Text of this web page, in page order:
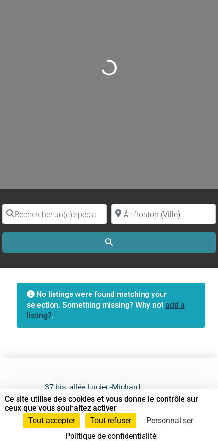
Loading...
Rechercher un(e) spécialiste par nomProche de (ville ou région)
No listings were found matching your
selection. Something missing? Why not add a
listing?.
37 bis, allée Lucien-Michard
93190 Livry-Gargan
06 61 87 28 09
Ce site utilise des cookies et vous donne le contrôle sur
ceux que vous souhaitez activer
Tout accepter
Tout refuser
Personnaliser
Politique de confidentialité